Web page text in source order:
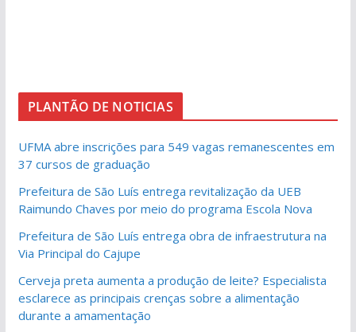
PLANTÃO DE NOTICIAS
UFMA abre inscrições para 549 vagas remanescentes em
37 cursos de graduação
Prefeitura de São Luís entrega revitalização da UEB
Raimundo Chaves por meio do programa Escola Nova
Prefeitura de São Luís entrega obra de infraestrutura na
Via Principal do Cajupe
Cerveja preta aumenta a produção de leite? Especialista
esclarece as principais crenças sobre a alimentação
durante a amamentação